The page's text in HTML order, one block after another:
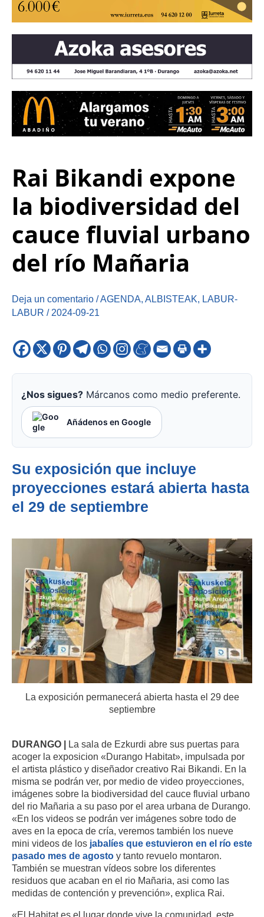
Rai Bikandi expone
la biodiversidad del
cauce fluvial urbano
del río Mañaria
Deja un comentario /AGENDA, ALBISTEAK, LABUR-
LABUR / 2024-09-21
¿Nos sigues? Márcanos como medio preferente.
Añádenos en Google
Su exposición que incluye
proyecciones estará abierta hasta
el 29 de septiembre
La exposición permanecerá abierta hasta el 29 dee
septiembre
DURANGO | La sala de Ezkurdi abre sus puertas para
acoger la exposicion «Durango Habitat», impulsada por
el artista plástico y diseñador creativo Rai Bikandi. En la
misma se podrán ver, por medio de video proyecciones,
imágenes sobre la biodiversidad del cauce fluvial urbano
del rio Mañaria a su paso por el area urbana de Durango.
«En los videos se podrán ver imágenes sobre todo de
aves en la epoca de cría, veremos también los nueve
mini videos de los jabalíes que estuvieron en el río este
pasado mes de agosto y tanto revuelo montaron.
También se muestran vídeos sobre los diferentes
residuos que acaban en el rio Mañaria, asi como las
medidas de contención y prevención», explica Rai.
«El Habitat es el lugar donde vive la comunidad, este